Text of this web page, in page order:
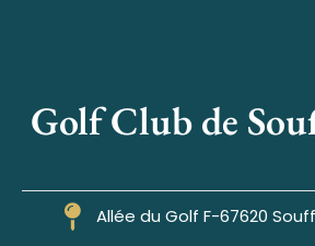
Golf Club de
Allée du Golf F-67620